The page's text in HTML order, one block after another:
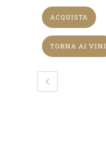
ACQUISTA
TORNA AI VINI